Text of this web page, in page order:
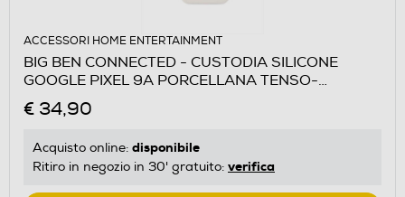
ACCESSORI HOME ENTERTAINMENT
BIG BEN CONNECTED - CUSTODIA SILICONE
GOOGLE PIXEL 9A PORCELLANA TENSO-
Porcellana
€ 34,90
Acquisto online: disponibile
Ritiro in negozio in 30' gratuito: verifica